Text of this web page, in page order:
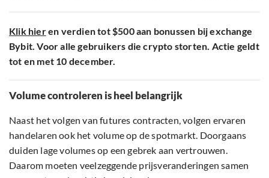
Klik hieren verdien tot $500 aan bonussen bij exchange
Bybit. Voor alle gebruikers die crypto storten. Actie geldt
tot en met 10 december.
Volume controleren is heel belangrijk
Naast het volgen van futures contracten, volgen ervaren
handelaren ook het volume op de spotmarkt. Doorgaans
duiden lage volumes op een gebrek aan vertrouwen.
Daarom moeten veelzeggende prijsveranderingen samen